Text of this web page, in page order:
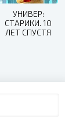
УНИВЕР:
СТАРИКИ. 10
ЛЕТ СПУСТЯ